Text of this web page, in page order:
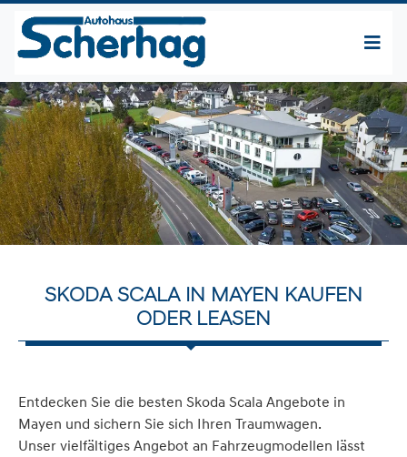
SKODA SCALA IN MAYEN KAUFEN
ODER LEASEN
Entdecken Sie die besten Skoda Scala Angebote in
Mayen und sichern Sie sich Ihren Traumwagen.
Unser vielfältiges Angebot an Fahrzeugmodellen lässt